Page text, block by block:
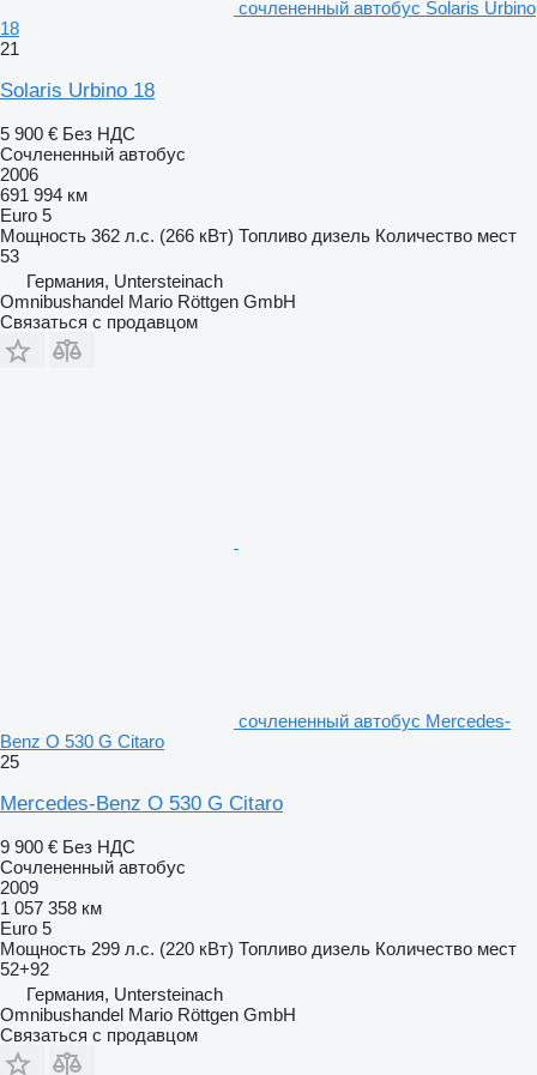
сочлененный автобус Solaris Urbino
18
21
Solaris Urbino 18
5 900 € Без НДС
Сочлененный автобус
2006
691 994 км
Euro 5
Мощность 362 л.с. (266 кВт) Топливо дизель Количество мест
53
Германия, Untersteinach
Omnibushandel Mario Röttgen GmbH
Связаться с продавцом
сочлененный автобус Mercedes-
Benz O 530 G Citaro
25
Mercedes-Benz O 530 G Citaro
9 900 € Без НДС
Сочлененный автобус
2009
1 057 358 км
Euro 5
Мощность 299 л.с. (220 кВт) Топливо дизель Количество мест
52+92
Германия, Untersteinach
Omnibushandel Mario Röttgen GmbH
Связаться с продавцом